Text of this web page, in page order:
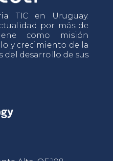
TIC en Uruguay.
por más de
como misión
y crecimiento de la
del desarrollo de sus